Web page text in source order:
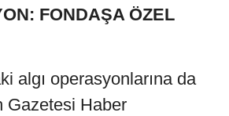
FONDAŞA ÖZEL
algı operasyonlarına da
Gazetesi Haber